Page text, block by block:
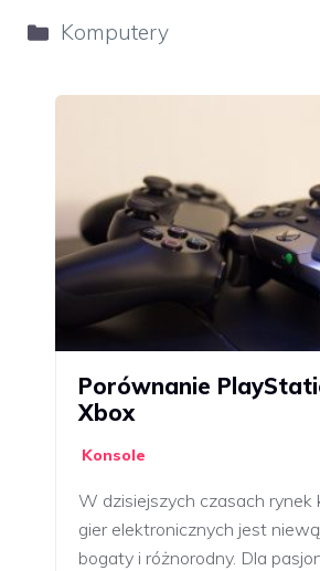
Kategorie
Komputery
Porównanie
Xbox
Konsole
W dzisiejszych czasach rynek
gier elektronicznych jest
bogaty i różnorodny. Dla